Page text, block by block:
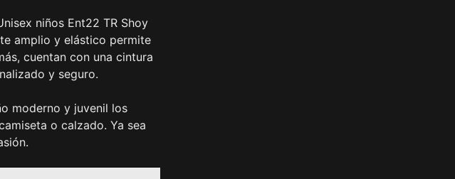
niños Ent22 TR Shoy
amplio y elástico permite
cuentan con una cintura
y seguro.
moderno y juvenil los
o calzado. Ya sea